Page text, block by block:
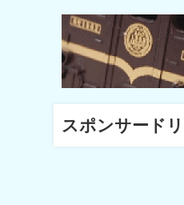
スポンサード